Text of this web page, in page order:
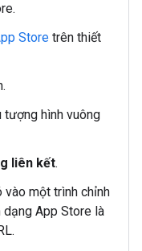
Store trên thiết
tượng hình vuông
liên kết.
một trình chỉnh
dạng App Store là